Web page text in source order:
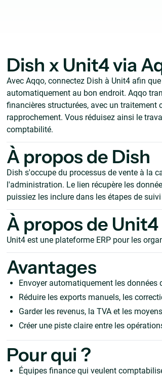
Dish x Unit4 via
Avec Aqqo, connectez Dish à Unit4 afin
automatiquement au bon endroit. Aqqo
financières structurées, avec un traitement
rapprochement. Vous réduisez ainsi le
comptabilité.
À propos de Dish
Dish s'occupe du processus de vente à la
l'administration. Le lien récupère les
puissiez les inclure dans les étapes de
À propos de Unit4
Unit4 est une plateforme ERP pour les
Avantages
Envoyer automatiquement les données
Réduire les exports manuels, les
Garder les revenus, la TVA et les
Créer une piste claire entre les
Pour qui ?
Équipes finance qui veulent